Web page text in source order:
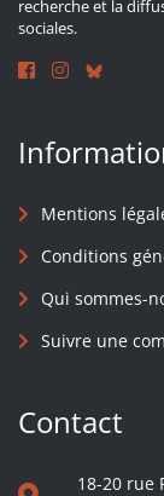
recherche et la
sociales.
Mentions
Conditions
Qui sommes-
Suivre une
Contact
18-20 rue